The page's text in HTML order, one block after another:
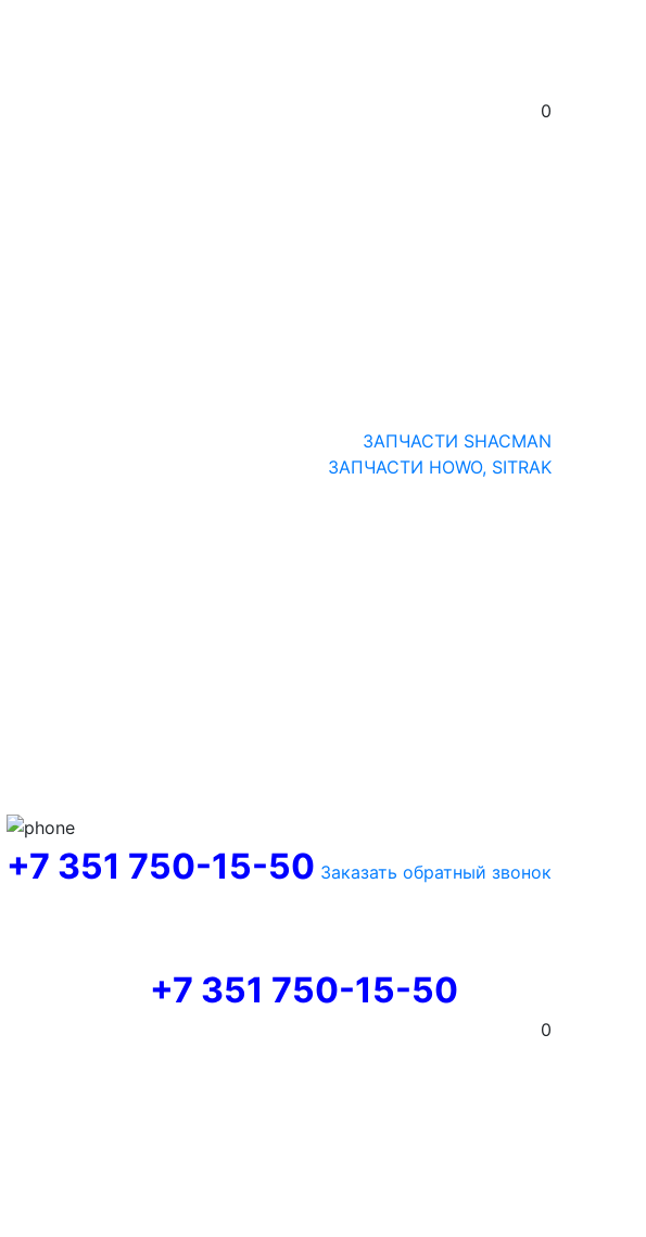
0
ЗАПЧАСТИ SHACMAN
ЗАПЧАСТИ HOWO, SITRAK
+7 351 750-15-50 Заказать обратный звонок
+7 351 750-15-50
0